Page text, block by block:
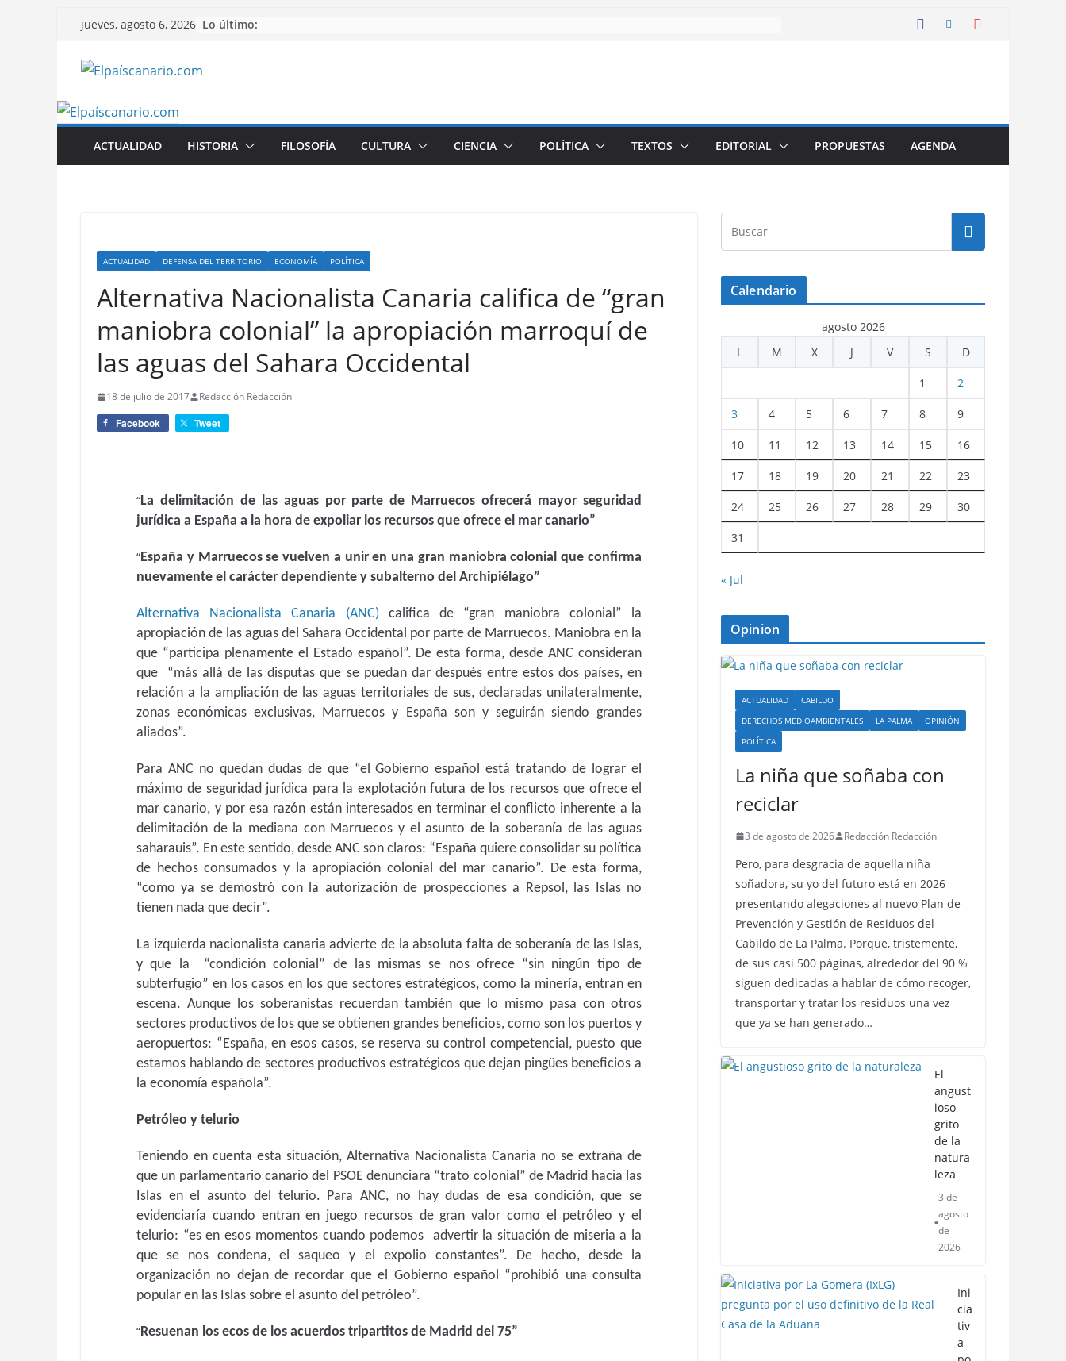
Saltar
contenido
jueves, agosto 6, 2026 Lo último:
ACTUALIDAD HISTORIA FILOSOFÍA CULTURA CIENCIA POLÍTICA TEXTOS EDITORIAL PROPUESTAS AGENDA
ACTUALIDAD DEFENSA DEL TERRITORIO ECONOMÍA POLÍTICA
Alternativa Nacionalista Canaria califica de “gran
maniobra colonial” la apropiación marroquí de
las aguas del Sahara Occidental
18 de julio de 2017 Redacción Redacción
Facebook Tweet
“La delimitación de las aguas por parte de Marruecos ofrecerá mayor seguridad
jurídica a España a la hora de expoliar los recursos que ofrece el mar canario”
“España y Marruecos se vuelven a unir en una gran maniobra colonial que confirma
nuevamente el carácter dependiente y subalterno del Archipiélago”
Alternativa Nacionalista Canaria (ANC)califica de “gran maniobra colonial” la
apropiación de las aguas del Sahara Occidental por parte de Marruecos. Maniobra en la
que “participa plenamente el Estado español”. De esta forma, desde ANC consideran
que “más allá de las disputas que se puedan dar después entre estos dos países, en
relación a la ampliación de las aguas territoriales de sus, declaradas unilateralmente,
zonas económicas exclusivas, Marruecos y España son y seguirán siendo grandes
aliados”.
Para ANC no quedan dudas de que “el Gobierno español está tratando de lograr el
máximo de seguridad jurídica para la explotación futura de los recursos que ofrece el
mar canario, y por esa razón están interesados en terminar el conflicto inherente a la
delimitación de la mediana con Marruecos y el asunto de la soberanía de las aguas
saharauis”. En este sentido, desde ANC son claros: “España quiere consolidar su política
de hechos consumados y la apropiación colonial del mar canario”. De esta forma,
“como ya se demostró con la autorización de prospecciones a Repsol, las Islas no
tienen nada que decir”.
La izquierda nacionalista canaria advierte de la absoluta falta de soberanía de las Islas,
y que la “condición colonial” de las mismas se nos ofrece “sin ningún tipo de
subterfugio” en los casos en los que sectores estratégicos, como la minería, entran en
escena. Aunque los soberanistas recuerdan también que lo mismo pasa con otros
sectores productivos de los que se obtienen grandes beneficios, como son los puertos y
aeropuertos: “España, en esos casos, se reserva su control competencial, puesto que
estamos hablando de sectores productivos estratégicos que dejan pingües beneficios a
la economía española”.
Petróleo y telurio
Teniendo en cuenta esta situación, Alternativa Nacionalista Canaria no se extraña de
que un parlamentario canario del PSOE denunciara “trato colonial” de Madrid hacia las
Islas en el asunto del telurio. Para ANC, no hay dudas de esa condición, que se
evidenciaría cuando entran en juego recursos de gran valor como el petróleo y el
telurio: “es en esos momentos cuando podemos advertir la situación de miseria a la
que se nos condena, el saqueo y el expolio constantes”. De hecho, desde la
organización no dejan de recordar que el Gobierno español “prohibió una consulta
popular en las Islas sobre el asunto del petróleo”.
“Resuenan los ecos de los acuerdos tripartitos de Madrid del 75”
Calendario
agosto 2026
L
M X J V S D
1 2
3 4 5 6 7 8 9
10 11 12 13 14 15 16
17 18 19 20 21 22 23
24 25 26 27 28 29 30
31
« Jul
Opinion
ACTUALIDAD
CABILDO
DERECHOS MEDIOAMBIENTALES
LA PALMA
OPINIÓN
POLÍTICA
La niña que soñaba con
reciclar
3 de agosto de 2026 Redacción Redacción
Pero, para desgracia de aquella niña
soñadora, su yo del futuro está en 2026
presentando alegaciones al nuevo Plan de
Prevención y Gestión de Residuos del
Cabildo de La Palma. Porque, tristemente,
de sus casi 500 páginas, alrededor del 90 %
siguen dedicadas a hablar de cómo recoger,
transportar y tratar los residuos una vez
que ya se han generado…
El
angust
ioso
grito
de la
natura
leza
3 de
agosto
de
2026
Ini
cia
tiv
a